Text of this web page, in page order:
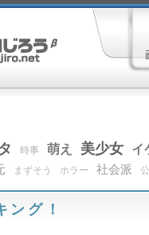
時事 萌え 美少女 イ
まずそう ホラー 社会派
ング！